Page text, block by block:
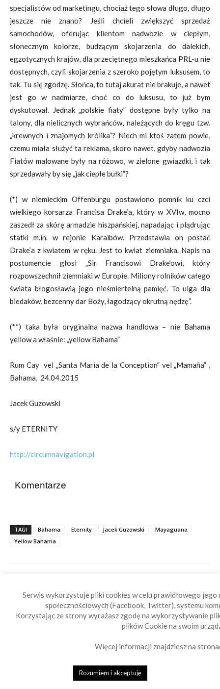
specjalistów od marketingu, chociaż tego słowa długo, długo
jeszcze nie znano? Jeśli chcieli zwiększyć sprzedaż
samochodów, oferując klientom nadwozie w ciepłym,
słonecznym kolorze, budzącym skojarzenia do dalekich,
egzotycznych krajów, dla przeciętnego mieszkańca PRL-u nie
dostępnych, czyli skojarzenia z szeroko pojętym luksusem, to
tak. Tu się zgodzę. Słońca, to tutaj akurat nie brakuje, a nawet
jest go w nadmiarze, choć co do luksusu, to już bym
dyskutował. Jednak „polskie fiaty” dostępne były tylko na
talony, dla nielicznych wybrańców, należących do kręgu tzw.
„krewnych i znajomych królika”? Niech mi ktoś zatem powie,
czemu miała służyć ta reklama, skoro nawet, gdyby nadwozia
Fiatów malowane były na różowo, w zielone gwiazdki, i tak
sprzedawały by się „jak ciepłe bułki”?
(*) w niemieckim Offenburgu postawiono pomnik ku czci
wielkiego korsarza Francisa Drake’a, który w XVIw, mocno
zaszedł za skórę armadzie hiszpańskiej, napadając i plądrując
statki m.in. w rejonie Karaibów. Przedstawia on postać
Drake’a z kwiatem w ręku. Jest to kwiat ziemniaka. Napis na
postumencie głosi „Sir Francisowi Drake’owi, który
rozpowszechnił ziemniaki w Europie. Miliony rolników całego
świata błogosławią jego nieśmiertelną pamięć. To ulga dla
biedaków, bezcenny dar Boży, łagodzący okrutną nędzę”.
(**) taka była oryginalna nazwa handlowa – nie Bahama
yellow a właśnie: „yellow Bahama”
Rum Cay vel „Santa Maria de la Conception” vel „Mamaña” ,
Bahama, 24.04.2015
Jacek Guzowski
s/y ETERNITY
http://circumnavigation.pl
Komentarze
TAGI Bahama Eternity Jacek Guzowski
Mayaguana
Yellow Bahama
Serwis wykorzystuje pliki cookies w celu prawidłowego
społecznościowych (Facebook, Twitter), systemu
Korzystając ze strony wyrażasz zgodę na wykorzystywanie
plików Cookie na swoim
Więcej informacji znajdziesz na
Rozumiem i akceptuję